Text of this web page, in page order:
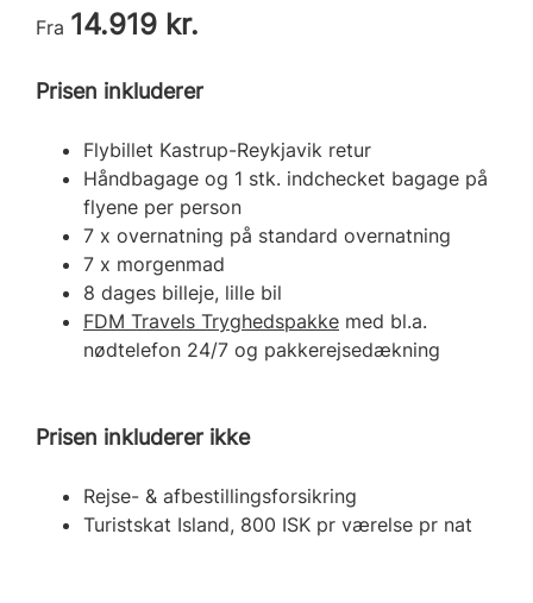
Fra 14.919 kr.
Prisen inkluderer
Flybillet Kastrup-Reykjavik retur
Håndbagage og 1 stk. indchecket bagage på
flyene per person
7 x overnatning på standard overnatning
7 x morgenmad
8 dages billeje, lille bil
FDM Travels Tryghedspakke med bl.a.
nødtelefon 24/7 og pakkerejsedækning
Prisen inkluderer ikke
Rejse- & afbestillingsforsikring
Turistskat Island, 800 ISK pr værelse pr nat